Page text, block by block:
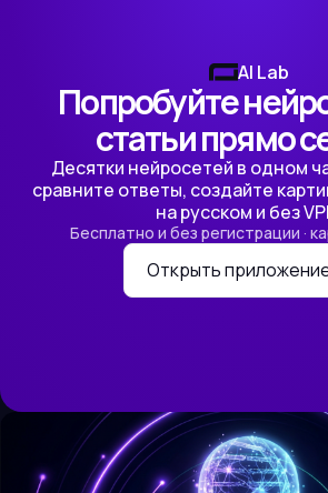
AI Lab
Попробуйте
статьи прямо
Десятки нейросетей в одном
сравните ответы, создайте
на русском и без
Бесплатно и без регистрации ·
Открыть